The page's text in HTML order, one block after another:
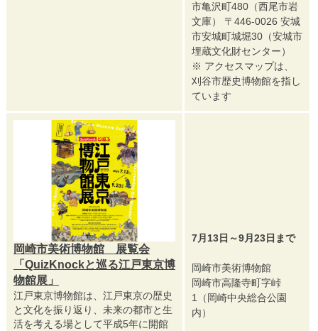
市亀沢町480（西尾市岩
文庫） 〒446-0026 安城
市安城町城堀30（安城市
埋蔵文化財センター）
※ アクセスマップは、
刈谷市歴史博物館を指し
ています
岡崎市美術博物館 展覧会
「QuizKnockと巡る江戸東京博
物館展」
江戸東京博物館は、江戸東京の歴史
と文化を振り返り、未来の都市と生
活を考える場として平成5年に開館
7月13日～9月23日まで
岡崎市美術博物館
岡崎市高隆寺町字峠
1（岡崎中央総合公園
内）